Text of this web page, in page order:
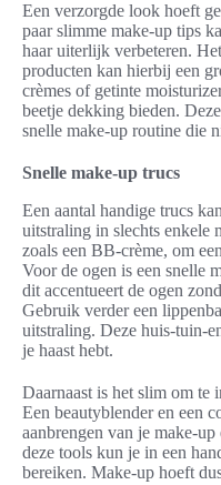
Een verzorgde look hoeft
paar slimme make-up tips
haar uiterlijk verbeteren.
producten kan hierbij een
crèmes of getinte
beetje dekking bieden.
snelle make-up routine die
Snelle make-up trucs
Een aantal handige trucs
uitstraling in slechts enkele
zoals een BB-crème, om
Voor de ogen is een snelle
dit accentueert de ogen
Gebruik verder een
uitstraling. Deze huis-tuin-
je haast hebt.
Daarnaast is het slim om te
Een beautyblender en een
aanbrengen van je make-
deze tools kun je in een
bereiken. Make-up hoeft